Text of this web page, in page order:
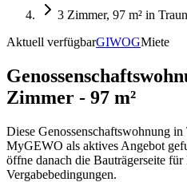
3 Zimmer, 97 m² in Traun
Aktuell verfügbarGIWOGMiete
Zimmer - 97 m²
Diese Genossenschaftswohnung
MyGEWO als aktives Angebot
öffne danach die Bauträgerseite
Vergabebedingungen.